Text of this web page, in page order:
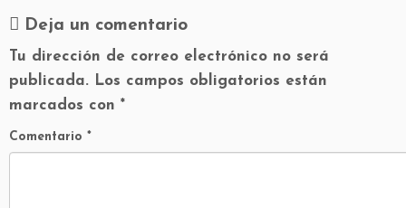
Deja un comentario
Tu dirección de correo electrónico no será
publicada. Los campos obligatorios están
marcados con *
Comentario *